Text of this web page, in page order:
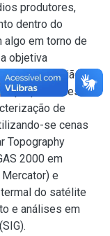
produtores,
dentro do
algo em torno de
objetiva
para a região da
propriedades
de
se cenas
Topography
2000 em
e
do satélite
e análises em